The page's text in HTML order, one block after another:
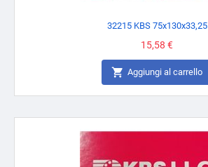
32215 KBS 75x130x33,25
Prezzo
15,58 €
 Aggiungi al carrello